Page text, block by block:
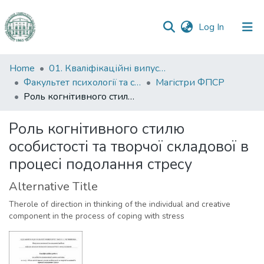
Log In (current)
Communities
&
Collections
Statistics
Home
01. Кваліфікаційні випускні роботи здобувачів вищої освіти
Факультет психології та соціальної роботи
Магістри ФПСР
Роль когнітивного стилю особистості та творчої складової в процесі подолання стресу
Роль когнітивного стилю
особистості та творчої складової в
процесі подолання стресу
Alternative Title
Therole of direction in thinking of the individual and creative
component in the process of coping with stress